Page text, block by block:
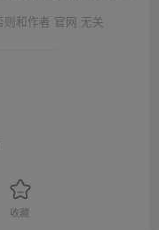
和作者 官网 无关
收藏